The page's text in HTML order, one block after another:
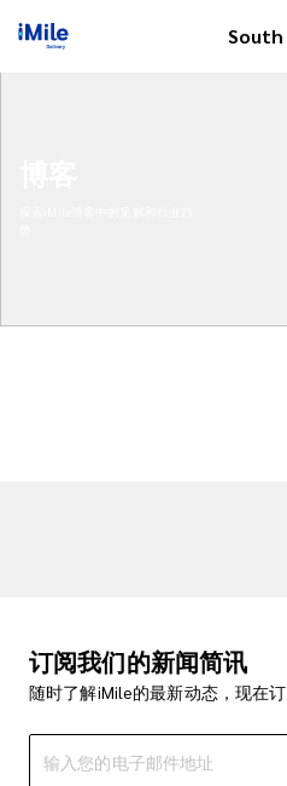
订阅我们的新闻简讯
随时了解iMile的最新动态，现在